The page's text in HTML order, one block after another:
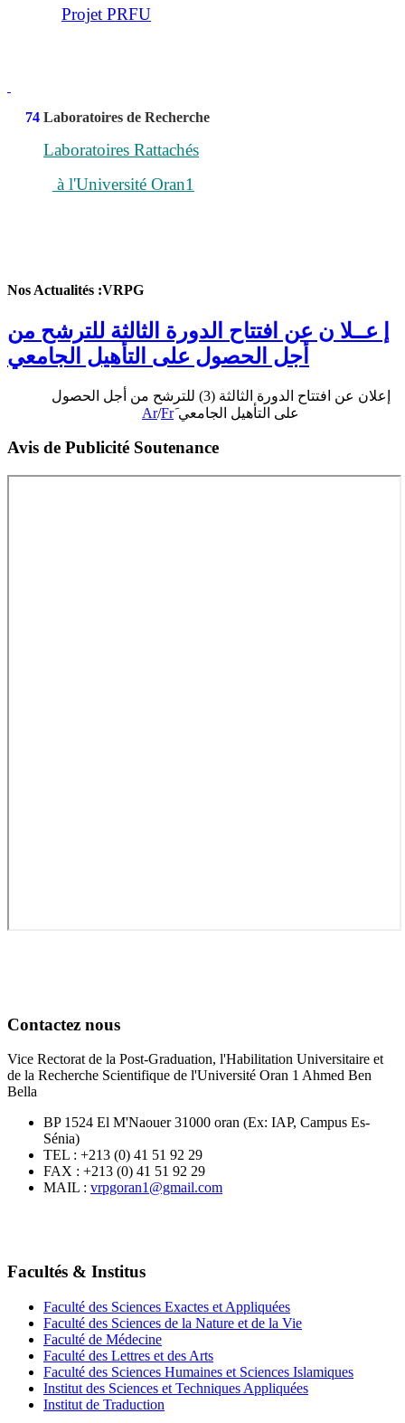
Projet PRFU
74 Laboratoires de Recherche
Laboratoires Rattachés
à l'Université Oran1
Nos Actualités :VRPG
إ عــلا ن عن افتتاح الدورة الثالثة للترشح من
أجل الحصول على التأهيل الجامعي
إعلان عن افتتاح الدورة الثالثة (3) للترشح من أجل الحصول
على التأهيل الجامعي َ
Ar/Fr
Avis de Publicité Soutenance
Contactez nous
Vice Rectorat de la Post-Graduation, l'Habilitation Universitaire et
de la Recherche Scientifique de l'Université Oran 1 Ahmed Ben
Bella
BP 1524 El M'Naouer 31000 oran (Ex: IAP, Campus Es-
Sénia)
TEL : +213 (0) 41 51 92 29
FAX : +213 (0) 41 51 92 29
MAIL : vrpgoran1@gmail.com
Facultés & Institus
Faculté des Sciences Exactes et Appliquées
Faculté des Sciences de la Nature et de la Vie
Faculté de Médecine
Faculté des Lettres et des Arts
Faculté des Sciences Humaines et Sciences Islamiques
Institut des Sciences et Techniques Appliquées
Institut de Traduction